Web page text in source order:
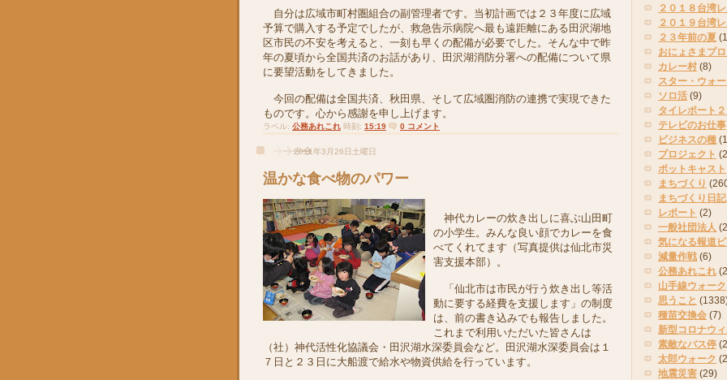
自分は広域市町村圏組合の副管理者です。当初計画では２３年度に広域
予算で購入する予定でしたが、救急告示病院へ最も遠距離にある田沢湖地
区市民の不安を考えると、一刻も早くの配備が必要でした。そんな中で昨
年の夏頃から全国共済のお話があり、田沢湖消防分署への配備について県
に要望活動をしてきました。
今回の配備は全国共済、秋田県、そして広域圏消防の連携で実現できた
ものです。心から感謝を申し上げます。
ラベル: 公務あれこれ 時刻: 15:19 0 コメント
2011年3月26日土曜日
温かな食べ物のパワー
神代カレーの炊き出しに喜ぶ山田町
の小学生。みんな良い顔でカレーを食
べてくれてます（写真提供は仙北市災
害支援本部）。
「仙北市は市民が行う炊き出し等活
動に要する経費を支援します」の制度
は、前の書き込みでも報告しました。
これまで利用いただいた皆さんは
（社）神代活性化協議会・田沢湖水深委員会など。田沢湖水深委員会は１
７日と２３日に大船渡で給水や物資供給を行っています。
２０１８台湾
２０１９台湾
２３年前の夏
おにょさまプ
カレー村 (8)
スター・ウォ
ソロ活 (9)
タイレポート
テレビのお仕事
ビジネスの種
プロジェクト
ポットキャスト
まちづくり
まちづくり日記
レポート (2)
一般社団法人
気になる報道
減量作戦 (6)
公務あれこれ
山手線ウォーク
思うこと
種苗交換会 (7)
新型コロナウ
素敵なバス停
太郎ウォーク
地震災害 (29)